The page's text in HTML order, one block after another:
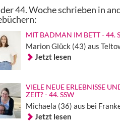
44. Woche schrieben in
MIT BADMAN IM BETT - 44.
Marion Glück (43) aus
Jetzt lesen
VIELE NEUE ERLEBNISSE
ZEIT? - 44. SSW
Michaela (36) aus bei
Jetzt lesen